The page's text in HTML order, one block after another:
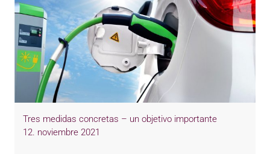
Tres medidas concretas – un objetivo importante
12. noviembre 2021